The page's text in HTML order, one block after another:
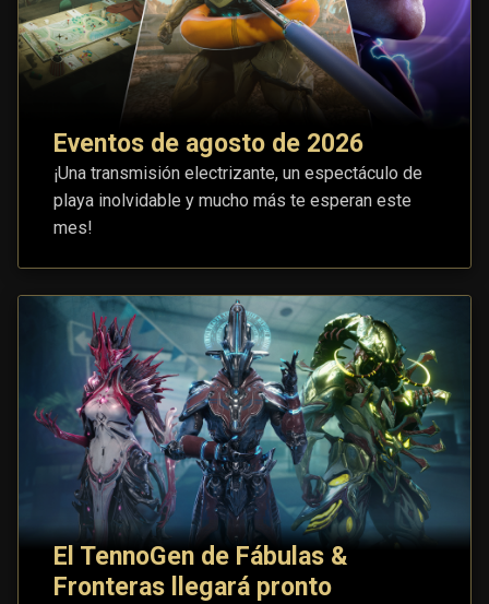
Eventos de agosto de 2026
¡Una transmisión electrizante, un espectáculo de
playa inolvidable y mucho más te esperan este
mes!
El TennoGen de Fábulas &
Fronteras llegará pronto